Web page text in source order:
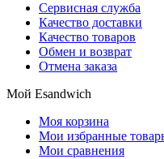
Сервисная служба
Качество доставки
Качество товаров
Обмен и возврат
Отмена заказа
Мой Esandwich
Моя корзина
Мои избранные
Мои сравнения